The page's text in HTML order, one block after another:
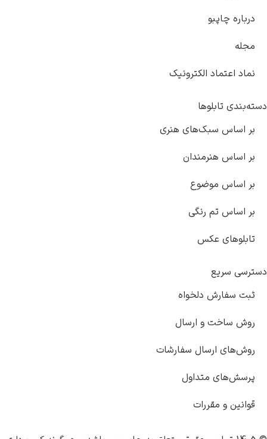
درباره چاپبو
مجله
نماد اعتماد الکترونیک
دسته‌بندی تابلوها
بر اساس سبک‌های هنری
بر اساس هنرمندان
بر اساس موضوع
بر اساس تم رنگی
تابلوهای عکس
دسترسی سریع
ثبت سفارش دلخواه
روش ساخت و ارسال
روش‌های ارسال سفارشات
پرسش‌های متداول
قوانین و مقررات